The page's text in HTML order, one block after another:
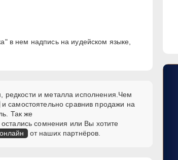
в нем надпись на иудейском языке,
редкости и металла исполнения.Чем
и самостоятельно сравнив продажи на
Так же
сомнения или Вы хотите
от наших партнёров.